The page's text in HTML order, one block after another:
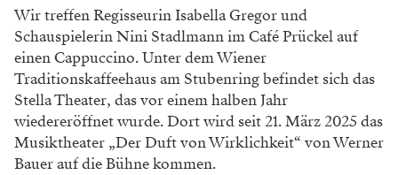
Wir treffen Regisseurin Isabella Gregor und
Schauspielerin Nini Stadlmann im Café Prückel auf
einen Cappuccino. Unter dem Wiener
Traditionskaffeehaus am Stubenring befindet sich das
Stella Theater, das vor einem halben Jahr
wiedereröffnet wurde. Dort wird seit 21. März 2025 das
Musiktheater „Der Duft von Wirklichkeit“ von Werner
Bauer auf die Bühne kommen.